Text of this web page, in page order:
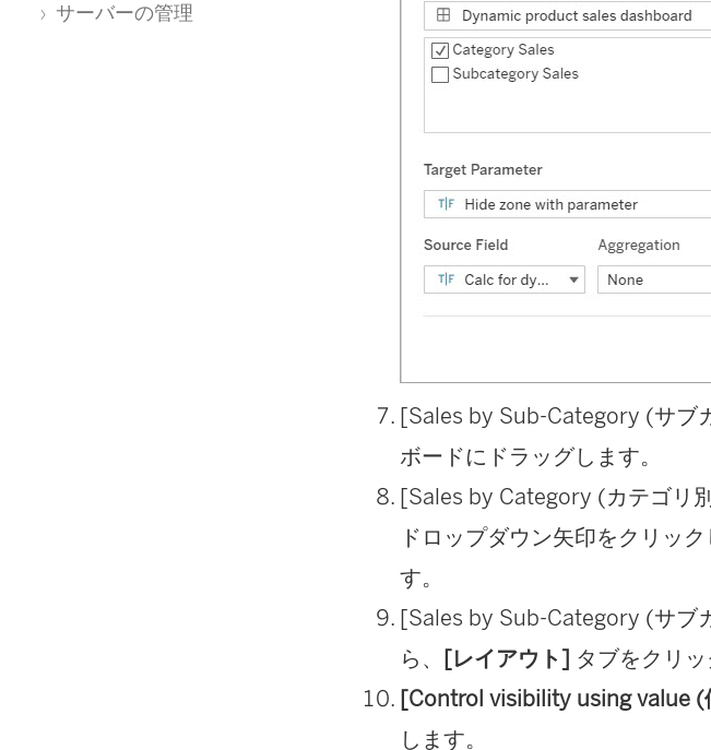
サーバーの管理
[Sales by Sub-Category (サブ
ボードにドラッグします。
[Sales by Category (カテゴリ
ドロップダウン矢印をクリック
す。
[Sales by Sub-Category (サブ
ら、 [レイアウト] タブをクリッ
[Control visibility using value (
します。